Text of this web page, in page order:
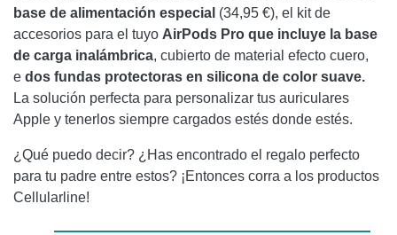
base de alimentación especial (34,95 €), el kit de
accesorios para el tuyo AirPods Pro que incluye la base
de carga inalámbrica, cubierto de material efecto cuero,
e dos fundas protectoras en silicona de color suave.
La solución perfecta para personalizar tus auriculares
Apple y tenerlos siempre cargados estés donde estés.
¿Qué puedo decir? ¿Has encontrado el regalo perfecto
para tu padre entre estos? ¡Entonces corra a los productos
Cellularline!